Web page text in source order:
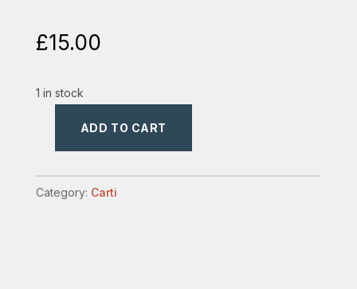
£15.00
1 in stock
buna
quantity
ADD TO CART
Category: Carti